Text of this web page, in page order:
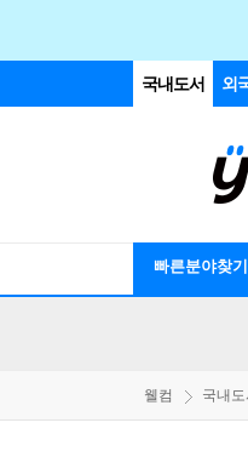
국내도서 외
빠른분야찾기
웰컴 국내도